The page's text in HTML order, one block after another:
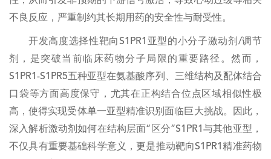
不良反应，严重制约其长期用药的安全性与耐受性。
开发高度选择性靶向S1PR1亚型的小分子激动剂/调节
剂，是突破当前临床药物分子局限的重要路径。然而，
S1PR1-S1PR5五种亚型在氨基酸序列、三维结构及配体结合
口袋等方面高度保守，尤其在正构结合位点区域相似性极
高，使得实现受体单一亚型精准识别面临巨大挑战。因此，
深入解析激动剂如何在结构层面“区分”S1PR1与其他亚型，
不仅具有重要基础科学意义，更是推动靶向S1PR1精准药物